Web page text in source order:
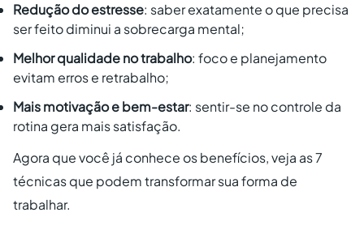
Redução do estresse: saber exatamente o que precisa
ser feito diminui a sobrecarga mental;
Melhor qualidade no trabalho: foco e planejamento
evitam erros e retrabalho;
Mais motivação e bem-estar: sentir-se no controle da
rotina gera mais satisfação.
Agora que você já conhece os benefícios, veja as 7
técnicas que podem transformar sua forma de
trabalhar.